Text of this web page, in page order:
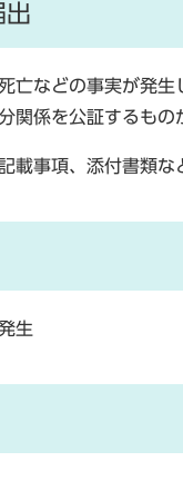
出
亡などの事実が発
関係を公証するもの
載事項、添付書類な
生